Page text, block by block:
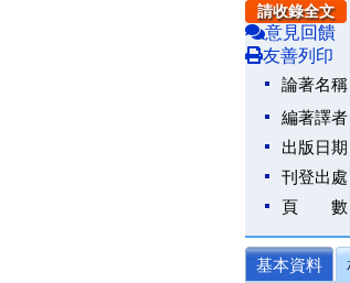
請收錄全文
意見回饋
友善列印
論著名稱
編著譯者
出版日期
刊登出處
頁 數
基本資料